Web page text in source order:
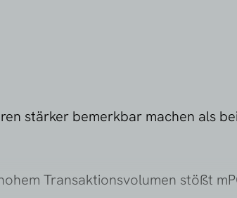
stärker bemerkbar machen als
Transaktionsvolumen stößt